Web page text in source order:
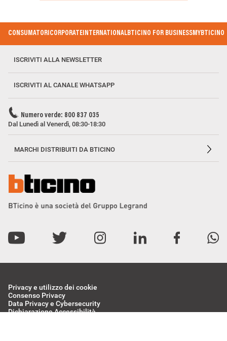
Footer
CONSUMATORICORPORATEINTERNATIONALBTICINO FOR BUSINESSMYBTICINO
ISCRIVITI ALLA NEWSLETTER
ISCRIVITI AL CANALE WHATSAPP
Numero verde: 800 837 035
Dal Lunedì al Venerdì, 08:30-18:30
MARCHI DISTRIBUITI DA BTICINO
Privacy e utilizzo dei cookie
Consenso Privacy
Data Privacy e Cybersecurity
Dichiarazione Accessibilità